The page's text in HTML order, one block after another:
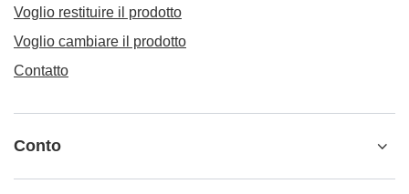
Voglio restituire il prodotto
Voglio cambiare il prodotto
Contatto
Conto